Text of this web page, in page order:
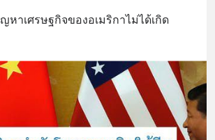
หาเศรษฐกิจของอเมริกาไม่ได้เกิด